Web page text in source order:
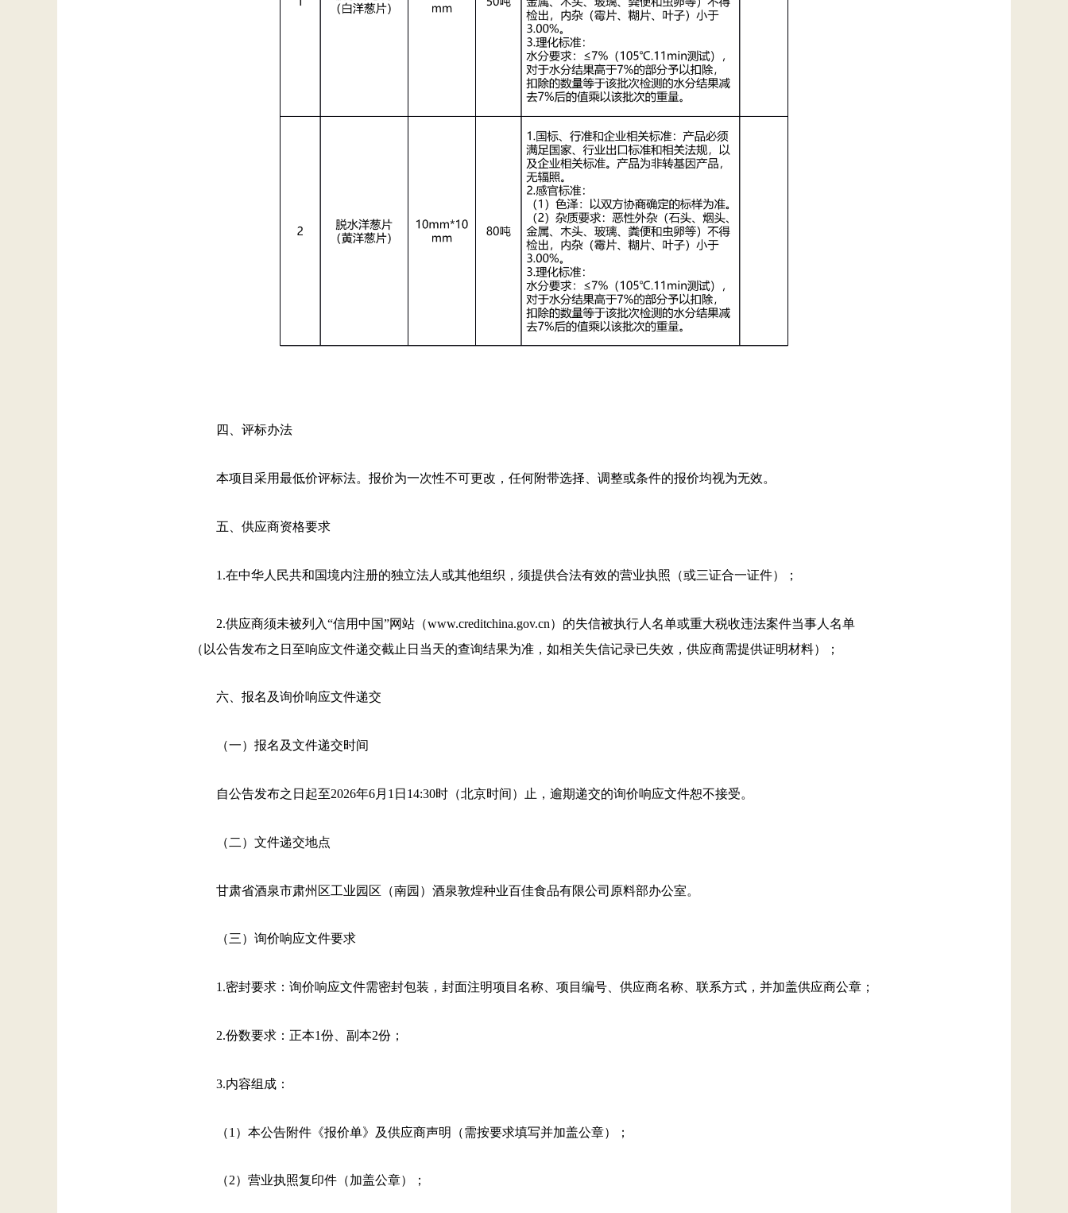
四、评标办法
本项目采用最低价评标法。报价为一次性不可更改，任何附带选择、调整或条件的报价均视为无效。
五、供应商资格要求
1.在中华人民共和国境内注册的独立法人或其他组织，须提供合法有效的营业执照（或三证合一证件）；
2.供应商须未被列入“信用中国”网站（www.creditchina.gov.cn）的失信被执行人名单或重大税收违法案件当事人名单
（以公告发布之日至响应文件递交截止日当天的查询结果为准，如相关失信记录已失效，供应商需提供证明材料）；
六、报名及询价响应文件递交
（一）报名及文件递交时间
自公告发布之日起至2026年6月1日14:30时（北京时间）止，逾期递交的询价响应文件恕不接受。
（二）文件递交地点
甘肃省酒泉市肃州区工业园区（南园）酒泉敦煌种业百佳食品有限公司原料部办公室。
（三）询价响应文件要求
1.密封要求：询价响应文件需密封包装，封面注明项目名称、项目编号、供应商名称、联系方式，并加盖供应商公章；
2.份数要求：正本1份、副本2份；
3.内容组成：
（1）本公告附件《报价单》及供应商声明（需按要求填写并加盖公章）；
（2）营业执照复印件（加盖公章）；